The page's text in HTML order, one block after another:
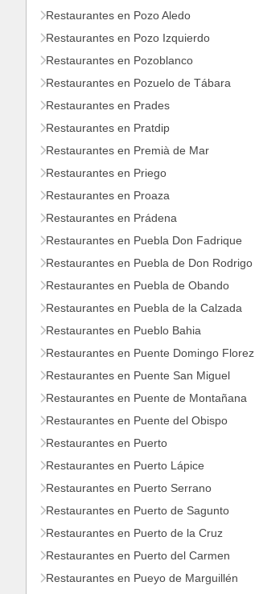
Restaurantes en Pozo Aledo
Restaurantes en Pozo Izquierdo
Restaurantes en Pozoblanco
Restaurantes en Pozuelo de Tábara
Restaurantes en Prades
Restaurantes en Pratdip
Restaurantes en Premià de Mar
Restaurantes en Priego
Restaurantes en Proaza
Restaurantes en Prádena
Restaurantes en Puebla Don Fadrique
Restaurantes en Puebla de Don Rodrigo
Restaurantes en Puebla de Obando
Restaurantes en Puebla de la Calzada
Restaurantes en Pueblo Bahia
Restaurantes en Puente Domingo Florez
Restaurantes en Puente San Miguel
Restaurantes en Puente de Montañana
Restaurantes en Puente del Obispo
Restaurantes en Puerto
Restaurantes en Puerto Lápice
Restaurantes en Puerto Serrano
Restaurantes en Puerto de Sagunto
Restaurantes en Puerto de la Cruz
Restaurantes en Puerto del Carmen
Restaurantes en Pueyo de Marguillén